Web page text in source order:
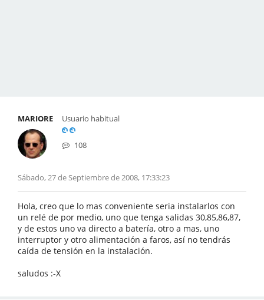
MARIORE Usuario habitual
108
Sábado, 27 de Septiembre de 2008, 17:33:23
Hola, creo que lo mas conveniente seria instalarlos con
un relé de por medio, uno que tenga salidas 30,85,86,87,
y de estos uno va directo a batería, otro a mas, uno
interruptor y otro alimentación a faros, así no tendrás
caída de tensión en la instalación.
saludos :-X